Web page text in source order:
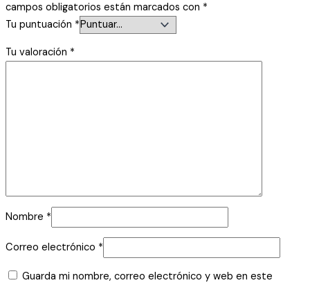
campos obligatorios están marcados con *
Tu puntuación *
Tu valoración *
Nombre *
Correo electrónico *
Guarda mi nombre, correo electrónico y web en este